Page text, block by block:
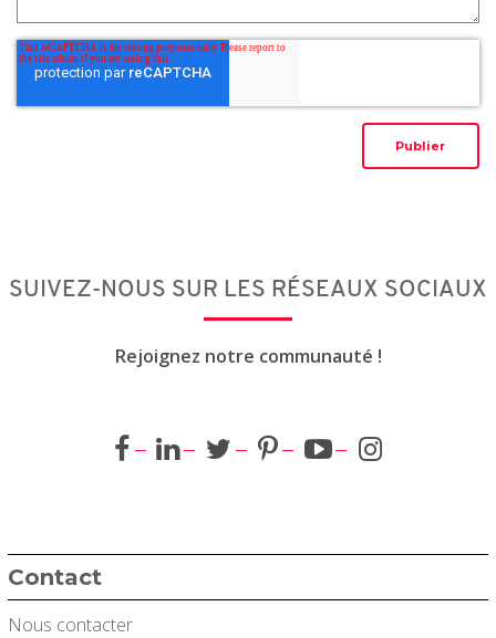
SUIVEZ-NOUS SUR LES RÉSEAUX SOCIAUX
Rejoignez notre communauté !
Contact
Nous contacter